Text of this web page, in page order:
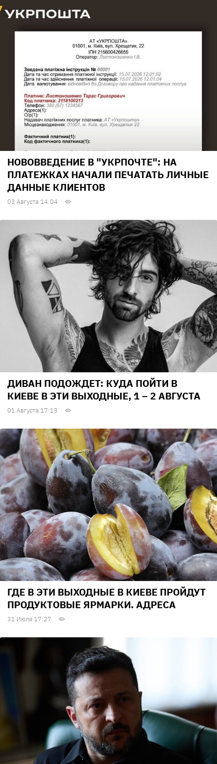
НОВОВВЕДЕНИЕ В "УКРПОЧТЕ": НА
ПЛАТЕЖКАХ НАЧАЛИ ПЕЧАТАТЬ ЛИЧНЫЕ
ДАННЫЕ КЛИЕНТОВ
03 Августа 14:04
ДИВАН ПОДОЖДЕТ: КУДА ПОЙТИ В
КИЕВЕ В ЭТИ ВЫХОДНЫЕ, 1 – 2 АВГУСТА
01 Августа 17:13
ГДЕ В ЭТИ ВЫХОДНЫЕ В КИЕВЕ ПРОЙДУТ
ПРОДУКТОВЫЕ ЯРМАРКИ. АДРЕСА
31 Июля 17:27